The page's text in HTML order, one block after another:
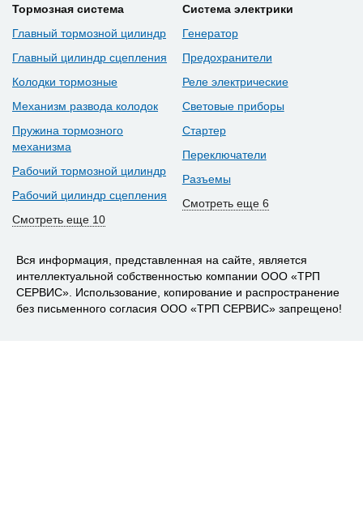
Тормозная система
Главный тормозной цилиндр
Главный цилиндр сцепления
Колодки тормозные
Механизм развода колодок
Пружина тормозного
механизма
Рабочий тормозной цилиндр
Рабочий цилиндр сцепления
Смотреть еще 10
Система электрики
Генератор
Предохранители
Реле электрические
Световые приборы
Стартер
Переключатели
Разъемы
Смотреть еще 6
Вся информация, представленная на сайте, является
интеллектуальной собственностью компании ООО «ТРП
СЕРВИС». Использование, копирование и распространение
без письменного согласия ООО «ТРП СЕРВИС» запрещено!